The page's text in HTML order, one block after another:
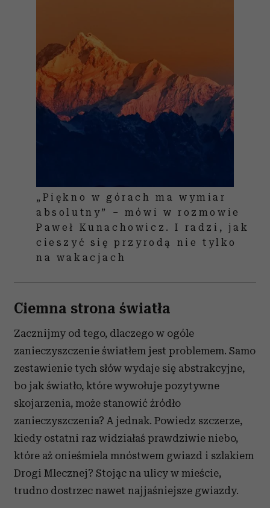
„Piękno w górach ma wymiar
absolutny” – mówi w rozmowie
Paweł Kunachowicz. I radzi, jak
cieszyć się przyrodą nie tylko
na wakacjach
Ciemna strona światła
Zacznijmy od tego, dlaczego w ogóle
zanieczyszczenie światłem jest problemem. Samo
zestawienie tych słów wydaje się abstrakcyjne,
bo jak światło, które wywołuje pozytywne
skojarzenia, może stanowić źródło
zanieczyszczenia? A jednak. Powiedz szczerze,
kiedy ostatni raz widziałaś prawdziwie niebo,
które aż onieśmiela mnóstwem gwiazd i szlakiem
Drogi Mlecznej? Stojąc na ulicy w mieście,
trudno dostrzec nawet najjaśniejsze gwiazdy.